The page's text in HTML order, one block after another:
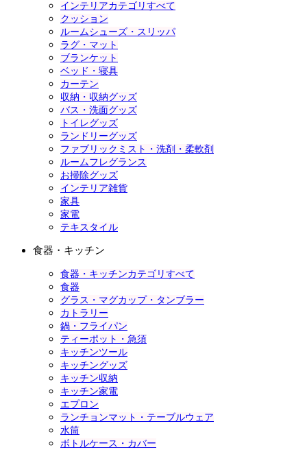
インテリアカテゴリすべて
クッション
ルームシューズ・スリッパ
ラグ・マット
ブランケット
ベッド・寝具
カーテン
収納・収納グッズ
バス・洗面グッズ
トイレグッズ
ランドリーグッズ
ファブリックミスト・洗剤・柔軟剤
ルームフレグランス
お掃除グッズ
インテリア雑貨
家具
家電
テキスタイル
食器・キッチン
食器・キッチンカテゴリすべて
食器
グラス・マグカップ・タンブラー
カトラリー
鍋・フライパン
ティーポット・急須
キッチンツール
キッチングッズ
キッチン収納
キッチン家電
エプロン
ランチョンマット・テーブルウェア
水筒
ボトルケース・カバー